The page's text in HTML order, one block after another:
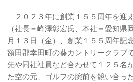
２０２３年に創業１５５周年を迎
（社長＝峰澤彰宏氏、本社＝愛知県
月１３日（金）、創業１５５周年記
額田郡幸田町の葵カントリークラブ
先や同社社員など合わせて１２５名
た空の元、ゴルフの腕前を競い合った